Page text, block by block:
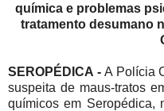
química e problemas
tratamento desumano
SEROPÉDICA - A Polícia
suspeita de maus-tratos
químicos em Seropédica,